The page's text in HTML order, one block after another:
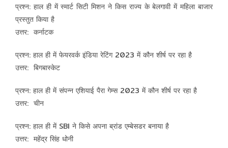
प्रश्न: हाल ही में स्मार्ट सिटी मिशन ने किस राज्य के बेलगावी में महिला बाजार
प्रस्तुत किया है
उत्तर: कर्नाटक
प्रश्न: हाल ही में फेयरवर्क इंडिया रेटिंग 2023 में कौन शीर्ष पर रहा है
उत्तर: बिगबास्केट
प्रश्न: हाल ही में संपन्न एशियाई पैरा गेम्स 2023 में कौन शीर्ष पर रहा है
उत्तर: चीन
प्रश्न: हाल ही में SBI ने किसे अपना ब्रांड एम्बेसडर बनाया है
उत्तर: महेंद्र सिंह धोनी